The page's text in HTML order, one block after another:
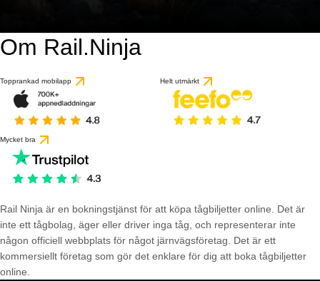
Om Rail.Ninja
Topprankad mobilapp Helt utmärkt
Mycket bra
Rail Ninja är en bokningstjänst för att köpa tågbiljetter online. Det är
inte ett tågbolag, äger eller driver inga tåg, och representerar inte
någon officiell webbplats för något järnvägsföretag. Det är ett
kommersiellt företag som gör det enklare för dig att boka tågbiljetter
online.